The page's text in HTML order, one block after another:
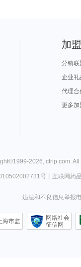
加
分销联
企业礼
代理合
更多加
1999-2026, ctrip.com.
号丨 互联网药
违法和不良信息举报
海市监
网络社会
征信网